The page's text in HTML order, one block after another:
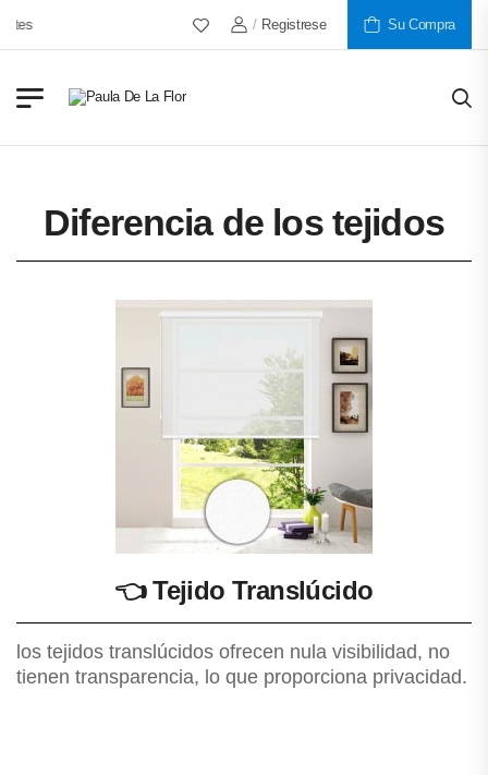
Más De 30 Años Al Servicio
/ Registrese Su Compra
Diferencia de los tejidos
👈Tejido Translúcido
los tejidos translúcidos ofrecen nula visibilidad, no
tienen transparencia, lo que proporciona privacidad.